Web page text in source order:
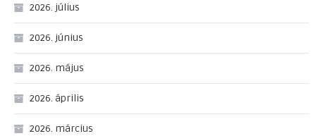
2026. július
2026. június
2026. május
2026. április
2026. március